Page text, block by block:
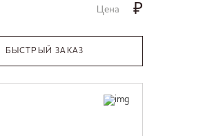
Цена ₽
БЫСТРЫЙ ЗАКАЗ